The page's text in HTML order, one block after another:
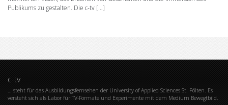
Publikums zu gestalten. Die c-tv […]
c-tv
… steht für das Ausbildungsfernsehen der University of Applied Sciences St. Pölten. Es
versteht sich als Labor für TV-Formate und Experimente mit dem Medium Bewegtbild.